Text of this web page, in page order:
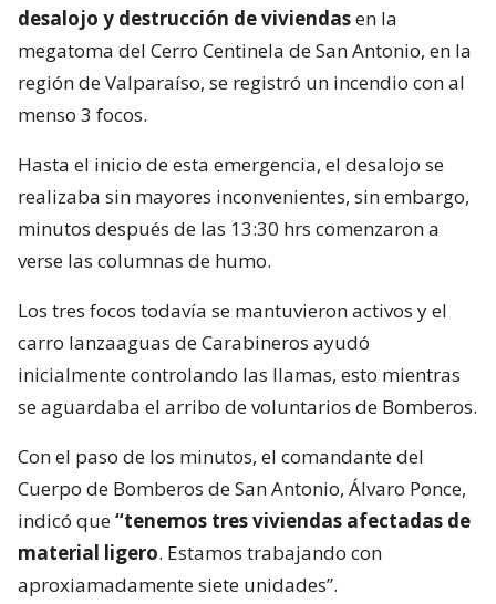
desalojo y destrucción de viviendasen la
megatoma del Cerro Centinela de San Antonio, en la
región de Valparaíso, se registró un incendio con al
menso 3 focos.
Hasta el inicio de esta emergencia, el desalojo se
realizaba sin mayores inconvenientes, sin embargo,
minutos después de las 13:30 hrs comenzaron a
verse las columnas de humo.
Los tres focos todavía se mantuvieron activos y el
carro lanzaaguas de Carabineros ayudó
inicialmente controlando las llamas, esto mientras
se aguardaba el arribo de voluntarios de Bomberos.
Con el paso de los minutos, el comandante del
Cuerpo de Bomberos de San Antonio, Álvaro Ponce,
indicó que“tenemos tres viviendas afectadas de
material ligero. Estamos trabajando con
aproxiamadamente siete unidades”.